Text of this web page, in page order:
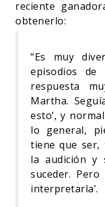
reciente
obtenerlo:
“Es muy
episodios
respuesta
Martha.
esto’, y
lo general,
tiene que ser,
la audición y
suceder.
interpretarla’.